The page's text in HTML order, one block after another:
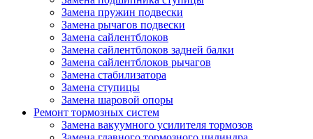
Замена пружин подвески
Замена рычагов подвески
Замена сайлентблоков
Замена сайлентблоков задней балки
Замена сайлентблоков рычагов
Замена стабилизатора
Замена ступицы
Замена шаровой опоры
Ремонт тормозных систем
Замена вакуумного усилителя тормозов